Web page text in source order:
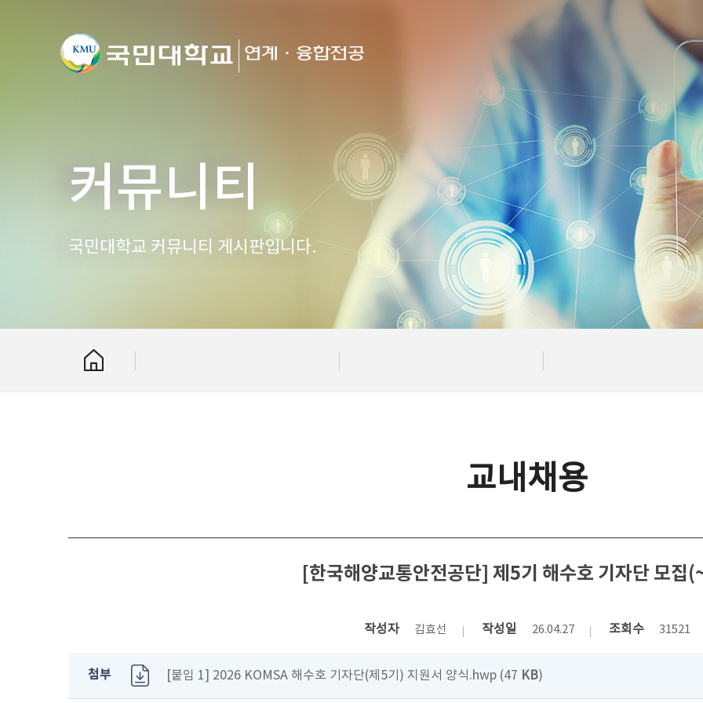
커뮤니티
국민대학교 커뮤니티 게시판입니다.
교내채용
[한국해양교통안전공단] 제5기 해수호 기자단 모집
작성자 김효선 작성일 26.04.27 조회수 31521
첨부 [붙임 1] 2026 KOMSA 해수호 기자단(제5기) 지원서 양식.hwp (47 KB)